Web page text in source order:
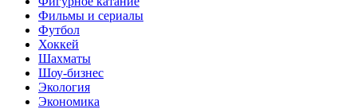
Фильмы и сериалы
Футбол
Хоккей
Шахматы
Шоу-бизнес
Экология
Экономика